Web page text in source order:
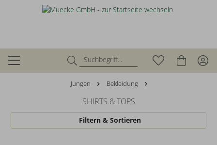
Jungen Bekleidung
SHIRTS & TOPS
Filtern & Sortieren